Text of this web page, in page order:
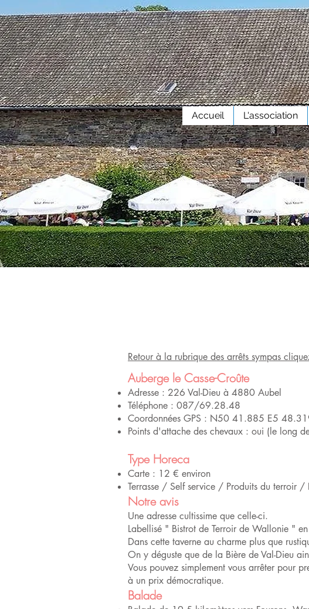
Accueil L'association
Retour à la rubrique des arrêts sympas
Auberge le Casse-Croûte
Adresse : 226 Val-Dieu à 4880 Aubel
Téléphone : 087/69.28.48
Coordonnées GPS : N50 41.885 E5
Points d'attache des chevaux : oui (le long
Type Horeca
Carte : 12 € environ
Terrasse / Self service / Produits du terroir /
Notre avis
Une adresse cultissime que celle-ci.
Labellisé " Bistrot de Terroir de Wallonie "
Dans cette taverne au charme plus que
On y déguste que de la Bière de Val-Dieu
Vous pouvez simplement vous arrêter pour
à un prix démocratique.
Balade